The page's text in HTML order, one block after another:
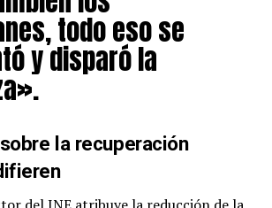
todo eso se
y disparó la
la recuperación